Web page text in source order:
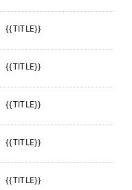
{{TITLE}}
{{TITLE}}
{{TITLE}}
{{TITLE}}
{{TITLE}}